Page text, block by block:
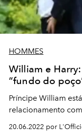
HOMMES
William e
“fundo do
Príncipe William
relacionamento
20.06.2022 por